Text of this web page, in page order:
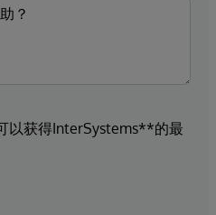
以获得InterSystems**的最